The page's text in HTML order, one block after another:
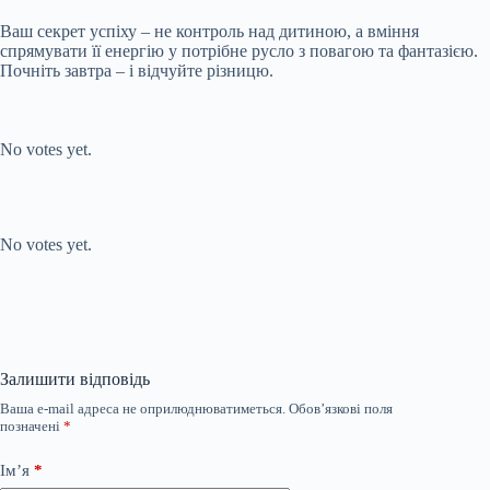
Ваш секрет успіху – не контроль над дитиною, а вміння
спрямувати її енергію у потрібне русло з повагою та фантазією.
Почніть завтра – і відчуйте різницю.
No votes yet.
No votes yet.
Залишити відповідь
Ваша e-mail адреса не оприлюднюватиметься. Обов’язкові поля
позначені *
Ім’я *